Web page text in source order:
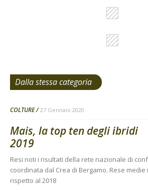
Dalla stessa categoria
COLTURE 27 Gennaio 2020
Mais, la top ten degli ibridi
2019
Resi noti i risultati della rete nazionale di
coordinata dal Crea di Bergamo. Rese medie
rispetto al 2018